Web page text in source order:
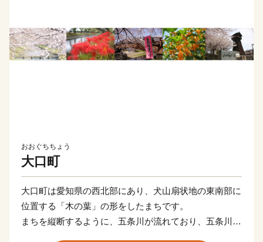
おおぐちちょう
大口町
大口町は愛知県の西北部にあり、犬山扇状地の東南部に
位置する「木の葉」の形をしたまちです。
まちを縦断するように、五条川が流れており、五条川桜